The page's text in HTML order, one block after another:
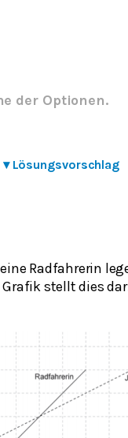
der Optionen.
▾ Lösungsvorschlag
Radfahrerin
stellt dies